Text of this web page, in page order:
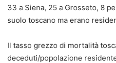
33 a Siena, 25 a Grosseto, 8
suolo toscano ma erano
Il tasso grezzo di mortalità
deceduti/popolazione